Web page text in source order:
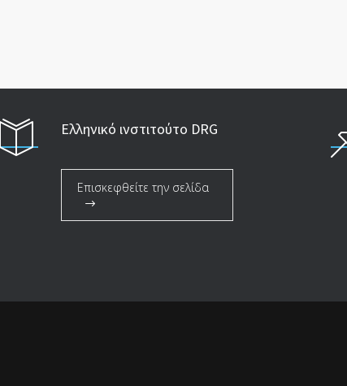
Ελληνικό ινστιτούτο DRG
Επισκεφθείτε την σελίδα